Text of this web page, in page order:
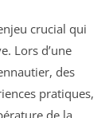
crucial qui
Lors d’une
des
pratiques,